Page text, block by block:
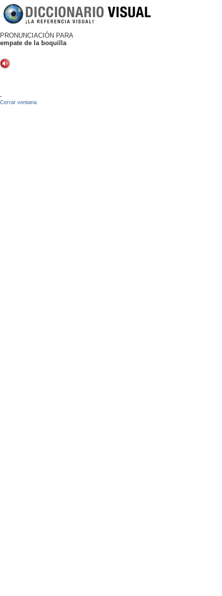
PRONUNCIACIÓN PARA
empate de la boquilla
-
Cerrar ventana